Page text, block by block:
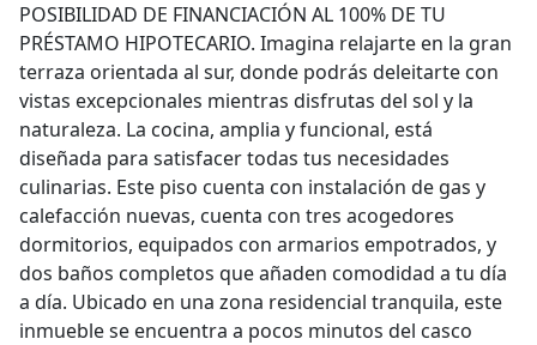
POSIBILIDAD DE FINANCIACIÓN AL 100% DE TU
PRÉSTAMO HIPOTECARIO. Imagina relajarte en la gran
terraza orientada al sur, donde podrás deleitarte con
vistas excepcionales mientras disfrutas del sol y la
naturaleza. La cocina, amplia y funcional, está
diseñada para satisfacer todas tus necesidades
culinarias. Este piso cuenta con instalación de gas y
calefacción nuevas, cuenta con tres acogedores
dormitorios, equipados con armarios empotrados, y
dos baños completos que añaden comodidad a tu día
a día. Ubicado en una zona residencial tranquila, este
inmueble se encuentra a pocos minutos del casco